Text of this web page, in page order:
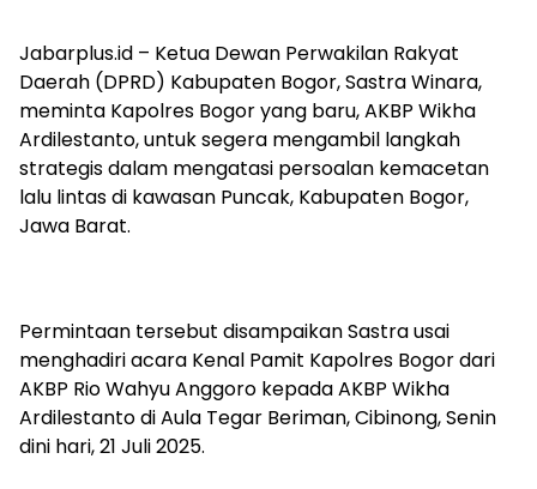
Jabarplus.id – Ketua Dewan Perwakilan Rakyat
Daerah (DPRD) Kabupaten Bogor, Sastra Winara,
meminta Kapolres Bogor yang baru, AKBP Wikha
Ardilestanto, untuk segera mengambil langkah
strategis dalam mengatasi persoalan kemacetan
lalu lintas di kawasan Puncak, Kabupaten Bogor,
Jawa Barat.
Permintaan tersebut disampaikan Sastra usai
menghadiri acara Kenal Pamit Kapolres Bogor dari
AKBP Rio Wahyu Anggoro kepada AKBP Wikha
Ardilestanto di Aula Tegar Beriman, Cibinong, Senin
dini hari, 21 Juli 2025.